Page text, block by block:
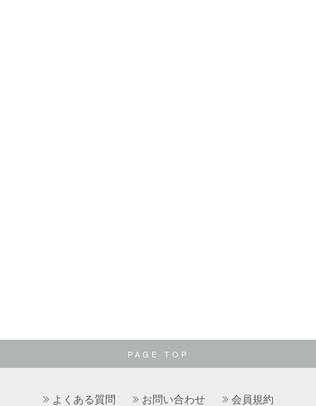
PAGE TOP
よくある質問 お問い合わせ 会員規約